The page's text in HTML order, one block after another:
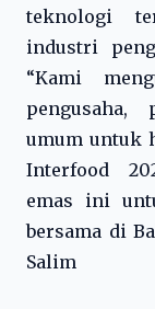
teknologi
industri
“Kami
pengusaha,
umum untuk
Interfood
emas ini
bersama di
Salim